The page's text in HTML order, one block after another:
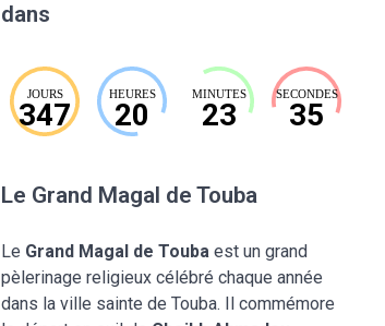
dans
JOURS
347
HEURES
20
MINUTES
23
SECONDES
34
Le Grand Magal de Touba
Le Grand Magal de Touba est un grand
pèlerinage religieux célébré chaque année
dans la ville sainte de Touba. Il commémore